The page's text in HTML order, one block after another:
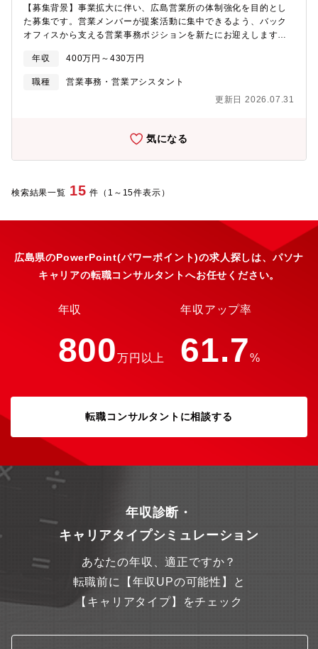
っています。【会社特徴】■イタリアのアルファロメオ、フィアッ
ト、アバルト(欧米大手ステランティス傘下の輸入車)、アメリカの
ジープ、世界的EVメーカのBYDブランドを扱う正規輸入車ディー
ラーです。■増収・増益により得た資本を活用し、取り扱いブラン
取得率も非常に高い職場です。■職場環境:セールススタッフとエ
ンジニア、ショールームアテンダント、バックオフィス業務それ
てからもやりがいを感じながら子育てと仕事を両立できる環境を
スを導入しでデジタル化を促進しています。
【募集背景】事業拡大に伴い、広島営業所の体制強化を目的とし
た募集です。営業メンバーが提案活動に集中できるよう、バック
オフィスから支える営業事務ポジションを新たにお迎えします。
般をお任せします。【具体的には】・各種データ入力・管理業
務・電話応対、来客対応・請求書作成・営業事務業務の代行・営
業資料の作成補助（フォーマットあり）・AI学習工程に伴う軽作
業（データ整理、簡単な機器テスト等）※営業資料はフォーマッ
造業 × AIという社会貢献性の高い分野に携われる★営業を裏側か
年収 400万円～430万円
職種
営業事務・営業アシスタント
更新日 2026.07.31
気になる
検索結果一覧 15 件（1～15件表示）
広島県のPowerPoint(パワーポイント)の求人探しは、パソナ
キャリアの転職コンサルタントへお任せください。
年収
800万円以上
年収アップ率
61.7%
転職コンサルタントに相談する
年収診断・
キャリアタイプシミュレーション
あなたの年収、適正ですか？
転職前に【年収UPの可能性】と
【キャリアタイプ】をチェック